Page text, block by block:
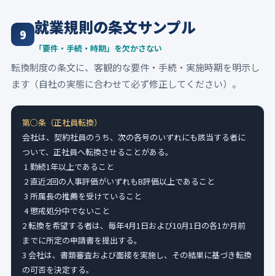
9 就業規則の条文サンプル
「要件・手続・時期」を欠かさない
転換制度の条文に、客観的な要件・手続・実施時期を明示し
ます（自社の実態に合わせて必ず修正してください）。
第○条（正社員転換）
会社は、契約社員のうち、次の各号のいずれにも該当する者に
ついて、正社員へ転換させることがある。
2 転換を希望する者は、毎年4月1日および10月1日の各1か月前
までに所定の申請書を提出する。
3 会社は、書類審査および面接を実施し、その結果に基づき転換
の可否を決定する。